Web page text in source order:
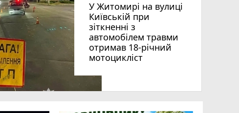
У Житомирі на вулиці
Київській при
зіткненні з
автомобілем травми
отримав 18-річний
мотоцикліст